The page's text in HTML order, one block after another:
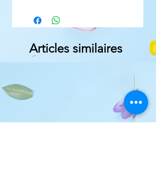
Articles similaires